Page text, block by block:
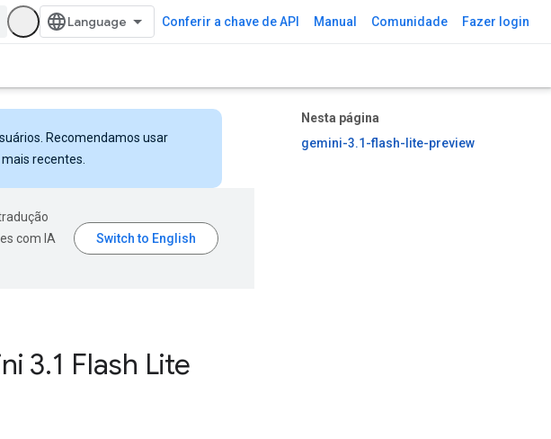
Conferir a chave de API Manual Comunidade Fazer login
Nesta página
gemini-3.1-flash-lite-preview
Recomendamos usar
recentes.
com IA
3.1 Flash Lite